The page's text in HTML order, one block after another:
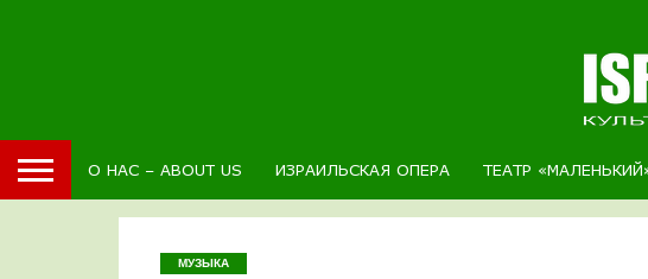
О НАС – ABOUT US ИЗРАИЛЬСКАЯ ОПЕРА ТЕАТР
МУЗЫКА